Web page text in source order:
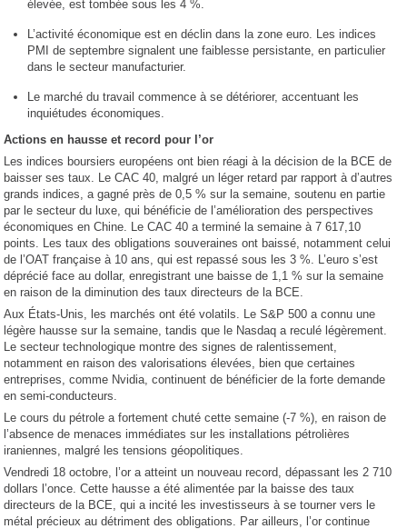
élevée, est tombée sous les 4 %.
L’activité économique est en déclin dans la zone euro. Les indices
PMI de septembre signalent une faiblesse persistante, en particulier
dans le secteur manufacturier.
Le marché du travail commence à se détériorer, accentuant les
inquiétudes économiques.
Actions en hausse et record pour l’or
Les indices boursiers européens ont bien réagi à la décision de la BCE de
baisser ses taux. Le CAC 40, malgré un léger retard par rapport à d’autres
grands indices, a gagné près de 0,5 % sur la semaine, soutenu en partie
par le secteur du luxe, qui bénéficie de l’amélioration des perspectives
économiques en Chine. Le CAC 40 a terminé la semaine à 7 617,10
points. Les taux des obligations souveraines ont baissé, notamment celui
de l’OAT française à 10 ans, qui est repassé sous les 3 %. L’euro s’est
déprécié face au dollar, enregistrant une baisse de 1,1 % sur la semaine
en raison de la diminution des taux directeurs de la BCE.
Aux États-Unis, les marchés ont été volatils. Le S&P 500 a connu une
légère hausse sur la semaine, tandis que le Nasdaq a reculé légèrement.
Le secteur technologique montre des signes de ralentissement,
notamment en raison des valorisations élevées, bien que certaines
entreprises, comme Nvidia, continuent de bénéficier de la forte demande
en semi-conducteurs.
Le cours du pétrole a fortement chuté cette semaine (-7 %), en raison de
l’absence de menaces immédiates sur les installations pétrolières
iraniennes, malgré les tensions géopolitiques.
Vendredi 18 octobre, l’or a atteint un nouveau record, dépassant les 2 710
dollars l’once. Cette hausse a été alimentée par la baisse des taux
directeurs de la BCE, qui a incité les investisseurs à se tourner vers le
métal précieux au détriment des obligations. Par ailleurs, l’or continue